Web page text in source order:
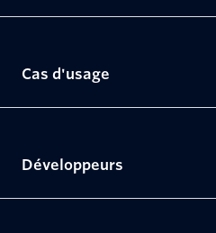
Cas d'usage
Développeurs